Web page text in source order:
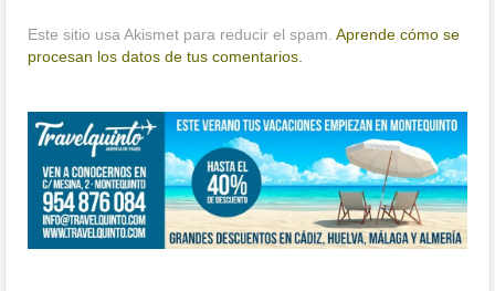
Este sitio usa Akismet para reducir el spam.Aprende cómo se
procesan los datos de tus comentarios.